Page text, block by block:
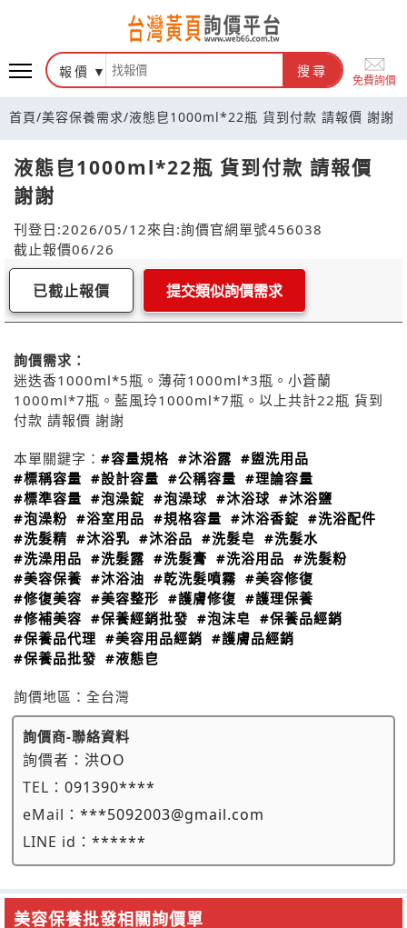
報價 搜尋
免費詢價
首頁/美容保養需求/液態皀1000ml*22瓶 貨到付款 請報價 謝謝
液態皀1000ml*22瓶 貨到付款 請報價
謝謝
刊登日:2026/05/12來自:詢價官網單號456038
截止報價06/26
已截止報價 提交類似詢價需求
詢價需求：
迷迭香1000ml*5瓶。薄荷1000ml*3瓶。小蒼蘭
1000ml*7瓶。藍風玲1000ml*7瓶。以上共計22瓶 貨到
付款 請報價 謝謝
本單關鍵字： #容量規格 #沐浴露 #盥洗用品
#標稱容量 #設計容量 #公稱容量 #理論容量
#標準容量 #泡澡錠 #泡澡球 #沐浴球 #沐浴鹽
#泡澡粉 #浴室用品 #規格容量 #沐浴香錠 #洗浴配件
#洗髮精 #沐浴乳 #沐浴品 #洗髮皂 #洗髮水
#洗澡用品 #洗髮露 #洗髮膏 #洗浴用品 #洗髮粉
#美容保養 #沐浴油 #乾洗髮噴霧 #美容修復
#修復美容 #美容整形 #護膚修復 #護理保養
#修補美容 #保養經銷批發 #泡沫皂 #保養品經銷
#保養品代理 #美容用品經銷 #護膚品經銷
#保養品批發 #液態皀
詢價地區： 全台灣
詢價商-聯絡資料
詢價者： 洪OO
TEL： 091390****
eMail： ***5092003@gmail.com
LINE id： ******
美容保養批發相關詢價單